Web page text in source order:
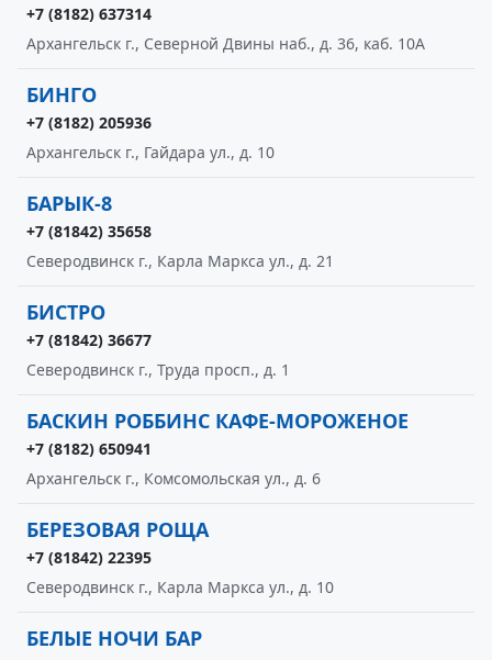
+7 (8182) 637314
Архангельск г., Северной Двины наб., д. 36, каб. 10А
БИНГО
+7 (8182) 205936
Архангельск г., Гайдара ул., д. 10
БАРЫК-8
+7 (81842) 35658
Северодвинск г., Карла Маркса ул., д. 21
БИСТРО
+7 (81842) 36677
Северодвинск г., Труда просп., д. 1
БАСКИН РОББИНС КАФЕ-МОРОЖЕНОЕ
+7 (8182) 650941
Архангельск г., Комсомольская ул., д. 6
БЕРЕЗОВАЯ РОЩА
+7 (81842) 22395
Северодвинск г., Карла Маркса ул., д. 10
БЕЛЫЕ НОЧИ БАР